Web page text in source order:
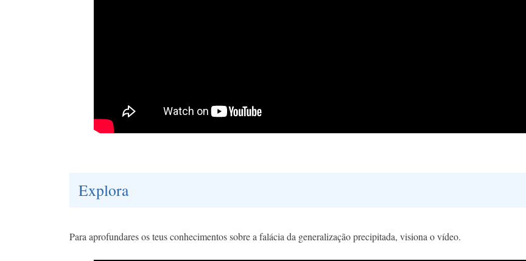
Explora
Para aprofundares os teus conhecimentos sobre a falácia da generalização precipitada, visiona o vídeo.